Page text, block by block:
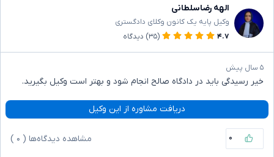
الهه رضاسلطانی
وکیل پایه یک کانون وکلای دادگستری
۴.۷
(۳۵) دیدگاه
۵ سال پیش
خیر رسیدگی باید در دادگاه صالح انجام شود و بهتر است وکیل بگیرید.
دریافت مشاوره از این وکیل
۰ مشاهده دیدگاه‌ها ( ۰